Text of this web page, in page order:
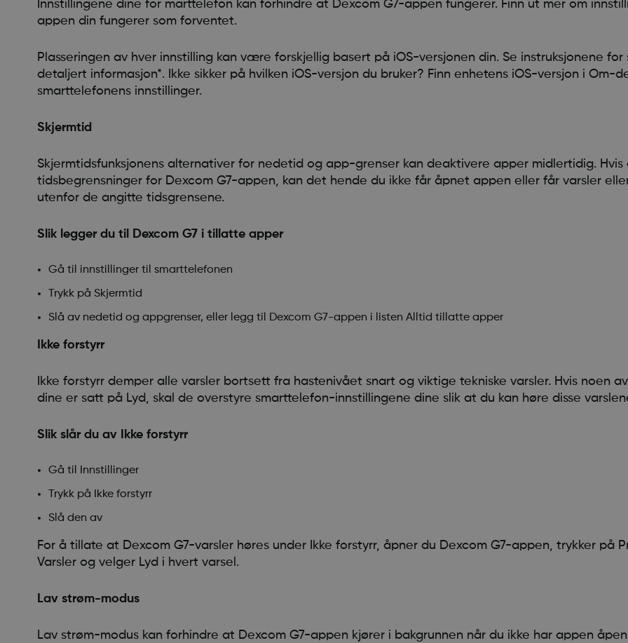
Innstillingene dine for marttelefon kan forhindre at Dexcom G7-appen fungerer. Finn ut mer om
appen din fungerer som forventet.
Plasseringen av hver innstilling kan være forskjellig basert på iOS-versjonen din. Se instruksjonene
detaljert informasjon*. Ikke sikker på hvilken iOS-versjon du bruker? Finn enhetens iOS-versjon i Om-
smarttelefonens innstillinger.
Skjermtid
Skjermtidsfunksjonens alternativer for nedetid og app-grenser kan deaktivere apper midlertidig. Hvis
tidsbegrensninger for Dexcom G7-appen, kan det hende du ikke får åpnet appen eller får varsler
utenfor de angitte tidsgrensene.
Slik legger du til Dexcom G7 i tillatte apper
Gå til innstillinger til smarttelefonen
Trykk på Skjermtid
Slå av nedetid og appgrenser, eller legg til Dexcom G7-appen i listen Alltid tillatte apper
Ikke forstyrr
Ikke forstyrr demper alle varsler bortsett fra hastenivået snart og viktige tekniske varsler. Hvis noen
dine er satt på Lyd, skal de overstyre smarttelefon-innstillingene dine slik at du kan høre disse
Slik slår du av Ikke forstyrr
Gå til Innstillinger
Trykk på Ikke forstyrr
Slå den av
For å tillate at Dexcom G7-varsler høres under Ikke forstyrr, åpner du Dexcom G7-appen, trykker på
Varsler og velger Lyd i hvert varsel.
Lav strøm-modus
Lav strøm-modus kan forhindre at Dexcom G7-appen kjører i bakgrunnen når du ikke har appen